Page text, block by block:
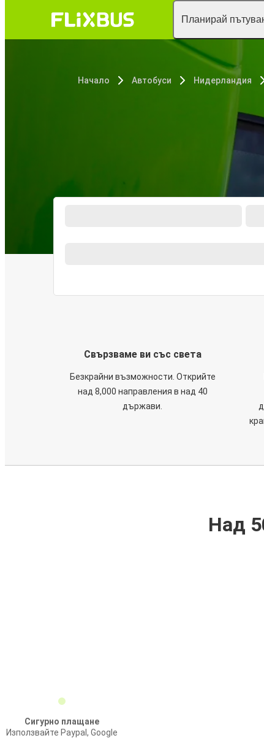
Планирай
Начало Автобуси Нидерландия
Свързваме ви със света
Безкрайни възможности. Открийте
над 8,000 направления в над 40
държави.
Над
Сигурно плащане
Използвайте Paypal, Google